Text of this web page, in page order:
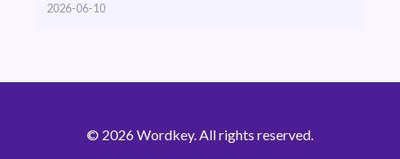
2026-06-10
© 2026 Wordkey. All rights reserved.